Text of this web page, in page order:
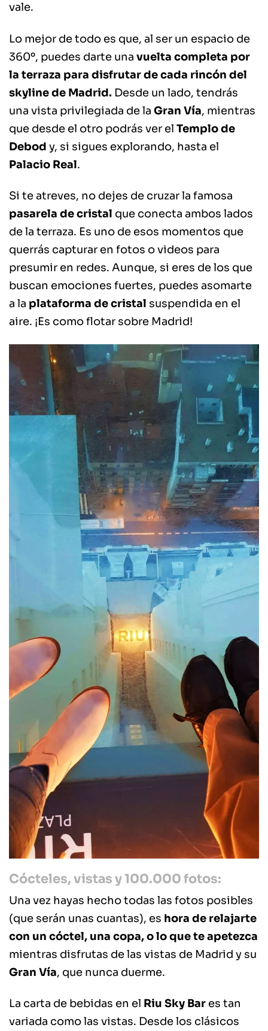
vale.
Lo mejor de todo es que, al ser un espacio de
360º, puedes darte una vuelta completa por
la terraza para disfrutar de cada rincón del
skyline de Madrid. Desde un lado, tendrás
una vista privilegiada de la Gran Vía, mientras
que desde el otro podrás ver el Templo de
Debod y, si sigues explorando, hasta el
Palacio Real.
Si te atreves, no dejes de cruzar la famosa
pasarela de cristal que conecta ambos lados
de la terraza. Es uno de esos momentos que
querrás capturar en fotos o videos para
presumir en redes. Aunque, si eres de los que
buscan emociones fuertes, puedes asomarte
a la plataforma de cristal suspendida en el
aire. ¡Es como flotar sobre Madrid!
Cócteles, vistas y 100.000 fotos:
Una vez hayas hecho todas las fotos posibles
(que serán unas cuantas), es hora de relajarte
con un cóctel, una copa, o lo que te apetezca
mientras disfrutas de las vistas de Madrid y su
Gran Vía, que nunca duerme.
La carta de bebidas en el Riu Sky Bar es tan
variada como las vistas. Desde los clásicos